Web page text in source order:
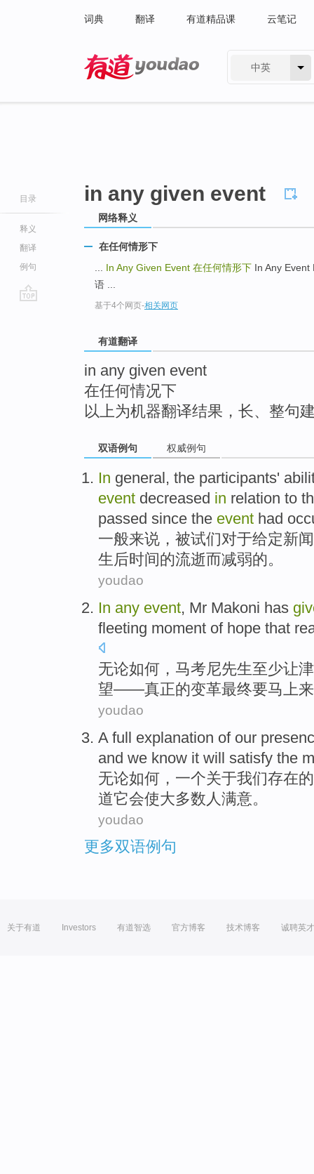
词典 翻译 有道精品课 云笔记
中英
目录
释义
翻译
例句
in any given event
网络释义
在任何情形下
In Any Given Event 在任何情形下 In Any Event
语 ...
基于4个网页-相关网页
有道翻译
in any given event
在任何情况下
以上为机器翻译结果，长、整句
双语例句 权威例句
In general, the participants'
event decreased in relation to
passed since the event had
一般来说， 被试们对于给定新闻
生后时间的流逝而减弱的。
youdao
In any event, Mr Makoni has
fleeting moment of hope that
无论如何，马考尼先生至少让
望——真正的变革最终要马上
youdao
A full explanation of our
and we know it will satisfy the
无论如何， 一个关于我们存在的
道它会使大多数 人 满意。
youdao
更多双语例句
关于有道 Investors 有道智选 官方博客 技术博客 诚聘英才